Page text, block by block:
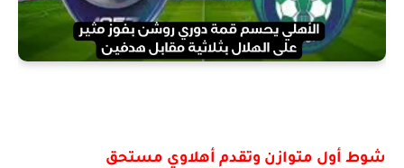
شوط أول متوازن وتقدم أهلاوي مستحق